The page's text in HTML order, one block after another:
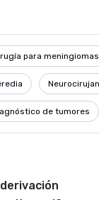
para meningiomas
de tumores